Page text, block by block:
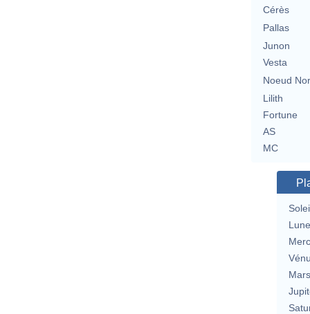
Cérès
Pallas
Junon
Vesta
Noeud
Lilith
Fortune
AS
MC
Lune
Mars